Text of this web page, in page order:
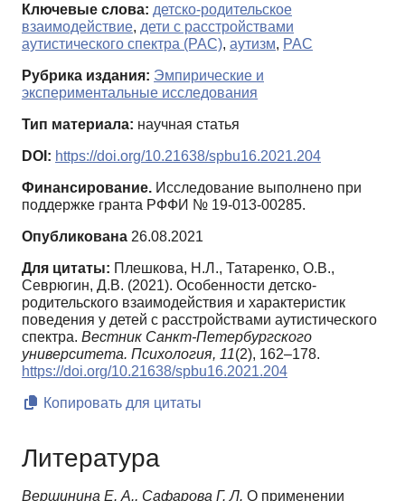
Ключевые слова: детско-родительское
взаимодействие, дети с расстройствами
аутистического спектра (РАС), аутизм, РАС
Рубрика издания: Эмпирические и
экспериментальные исследования
Тип материала: научная статья
DOI: https://doi.org/10.21638/spbu16.2021.204
Финансирование. Исследование выполнено при
поддержке гранта РФФИ № 19-013-00285.
Опубликована 26.08.2021
Для цитаты: Плешкова, Н.Л., Татаренко, О.В.,
Севрюгин, Д.В. (2021). Особенности детско-
родительского взаимодействия и характеристик
поведения у детей с расстройствами аутистического
спектра. Вестник Санкт-Петербургского
университета. Психология, 11(2), 162–178.
https://doi.org/10.21638/spbu16.2021.204
Копировать для цитаты
Литература
Вершинина Е. А., Сафарова Г. Л. О применении